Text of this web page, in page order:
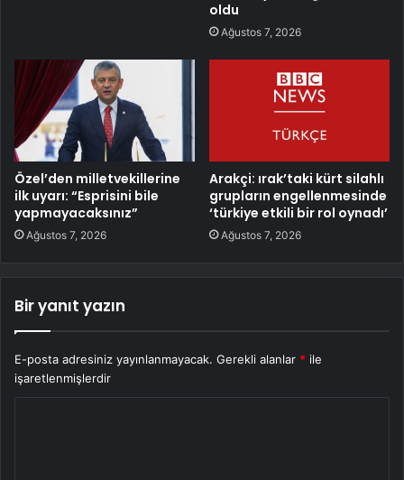
oldu
Ağustos 7, 2026
Özel’den milletvekillerine
ilk uyarı: “Esprisini bile
yapmayacaksınız”
Ağustos 7, 2026
Arakçi: ırak’taki kürt silahlı
grupların engellenmesinde
‘türkiye etkili bir rol oynadı’
Ağustos 7, 2026
Bir yanıt yazın
E-posta adresiniz yayınlanmayacak. Gerekli alanlar * ile
işaretlenmişlerdir